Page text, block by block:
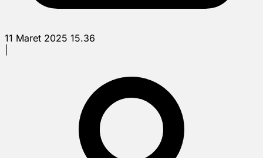
11 Maret 2025 15.36